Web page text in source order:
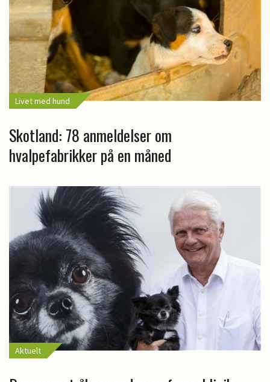
Livet med hund
Skotland: 78 anmeldelser om
hvalpefabrikker på en måned
Aktuelt